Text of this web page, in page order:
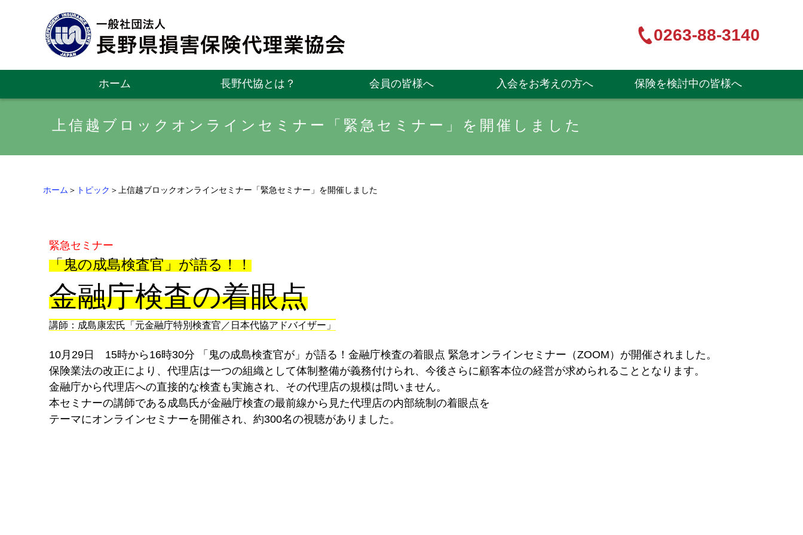
0263-88-3140
ホーム 長野代協とは？ 会員の皆様へ 入会をお考えの方へ 保険を検討中の皆様へ
上信越ブロックオンラインセミナー「緊急セミナー」を開催しました
ホーム ＞ トピック ＞上信越ブロックオンラインセミナー「緊急セミナー」を開催しました
緊急セミナー
「鬼の成島検査官」が語る！！
金融庁検査の着眼点
講師：成島康宏氏「元金融庁特別検査官／日本代協アドバイザー」
10月29日 15時から16時30分 「鬼の成島検査官が」が語る！金融庁検査の着眼点 緊急オンラインセミナー（ZOOM）が開催されました。
保険業法の改正により、代理店は一つの組織として体制整備が義務付けられ、今後さらに顧客本位の経営が求められることとなります。
金融庁から代理店への直接的な検査も実施され、その代理店の規模は問いません。
本セミナーの講師である成島氏が金融庁検査の最前線から見た代理店の内部統制の着眼点を
テーマにオンラインセミナーを開催され、約300名の視聴がありました。